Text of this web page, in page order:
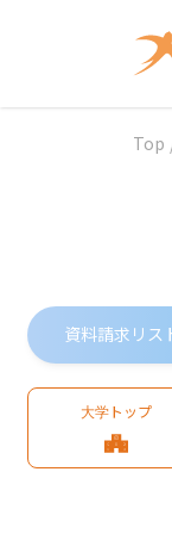
Top
資料請求リス
大学トップ